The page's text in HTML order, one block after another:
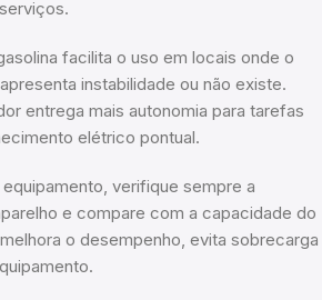
facilita o uso em locais onde o
instabilidade ou não existe.
entrega mais autonomia para tarefas
elétrico pontual.
verifique sempre a
e compare com a capacidade do
o desempenho, evita sobrecarga